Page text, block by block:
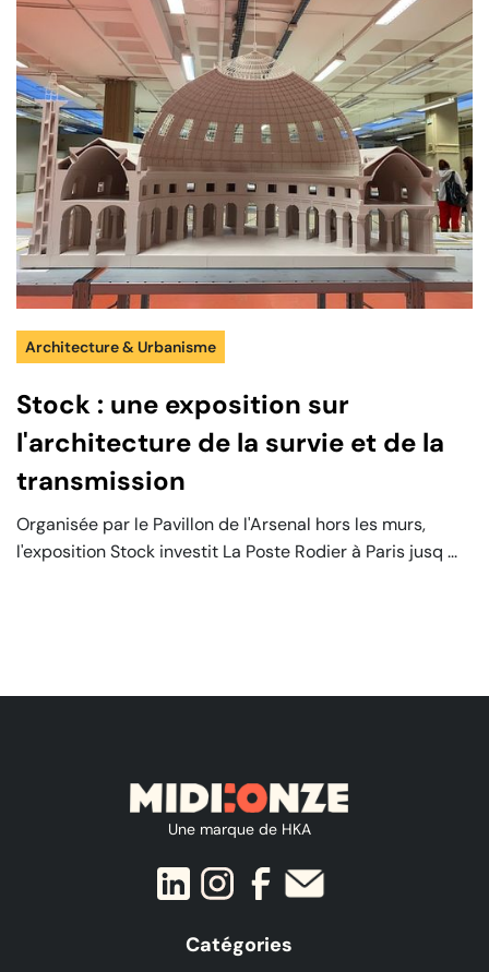
Architecture & Urbanisme
Stock : une exposition sur
l'architecture de la survie et de la
transmission
Organisée par le Pavillon de l'Arsenal hors les murs,
l'exposition Stock investit La Poste Rodier à Paris jusq ...
Une marque de HKA
Catégories